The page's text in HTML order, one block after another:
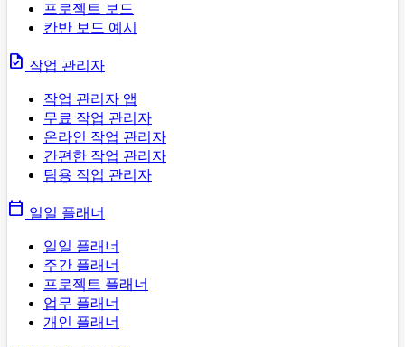
프로젝트 보드
칸반 보드 예시
task 작업 관리자
작업 관리자 앱
무료 작업 관리자
온라인 작업 관리자
간편한 작업 관리자
팀용 작업 관리자
calendar_today 일일 플래너
일일 플래너
주간 플래너
프로젝트 플래너
업무 플래너
개인 플래너